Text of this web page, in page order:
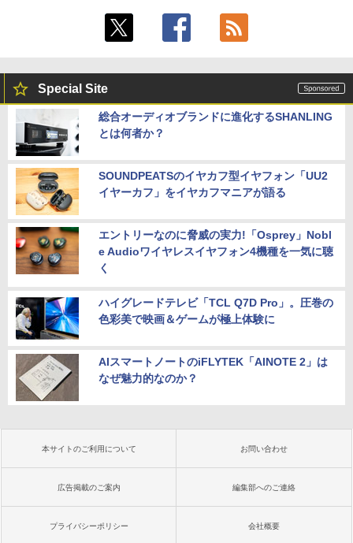
Special Site
総合オーディオブランドに進化するSHANLING
とは何者か？
SOUNDPEATSのイヤカフ型イヤフォン「UU2
イヤーカフ」をイヤカフマニアが語る
エントリーなのに脅威の実力!「Osprey」Nobl
e Audioワイヤレスイヤフォン4機種を一気に聴
く
ハイグレードテレビ「TCL Q7D Pro」。圧巻の
色彩美で映画＆ゲームが極上体験に
AIスマートノートのiFLYTEK「AINOTE 2」は
なぜ魅力的なのか？
本サイトのご利用について お問い合わせ
広告掲載のご案内 編集部へのご連絡
プライバシーポリシー 会社概要